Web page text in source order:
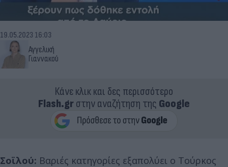
Αγγελική
Γιαννακού
19.05.2023 16:03
Κάνε κλικ και δες περισσότερο
Flash.grστην αναζήτηση της Google
Σοϊλού: Βαριές κατηγορίες εξαπολύει ο Τούρκος